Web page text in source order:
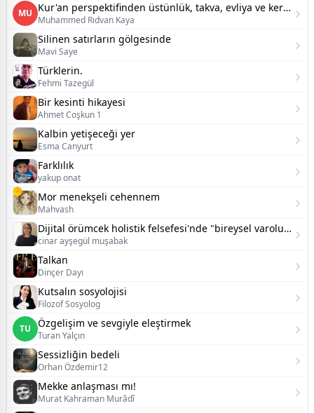
MU Kur'an perspektifinden üstünlük, takva, evliya ve kerametin sosyolojik inşası üzerine kapsamlı bir tez
Muhammed Rıdvan Kaya
Silinen satırların gölgesinde
Mavi Saye
Türklerin.
Fehmi Tazegül
Bir kesinti hikayesi
Ahmet Coşkun 1
Kalbin yetişeceği yer
Esma Canyurt
Farklılık
yakup onat
Mor menekşeli cehennem
Mahvash
Dijital örümcek holistik felsefesi'nde "bireysel varoluş ve psikoloji":
cinar ayşegül muşabak
Talkan
Dinçer Dayı
Kutsalın sosyolojisi
Filozof Sosyolog
TU Özgelişim ve sevgiyle eleştirmek
Turan Yalçın
Sessizliğin bedeli
Orhan Özdemir12
Mekke anlaşması mı!
Murat Kahraman Murâdî